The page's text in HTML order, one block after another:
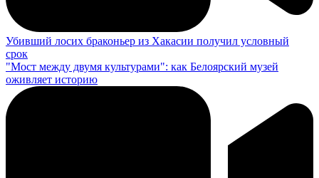
Убивший лосих браконьер из Хакасии получил условный
срок
"Мост между двумя культурами": как Белоярский музей
оживляет историю